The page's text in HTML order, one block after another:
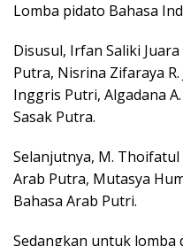
Lomba pidato Bahasa
Disusul, Irfan Saliki
Putra, Nisrina Zifaraya
Inggris Putri, Algadana
Sasak Putra.
Selanjutnya, M. Thoifatul
Arab Putra, Mutasya
Bahasa Arab Putri.
Sedangkan untuk lomba